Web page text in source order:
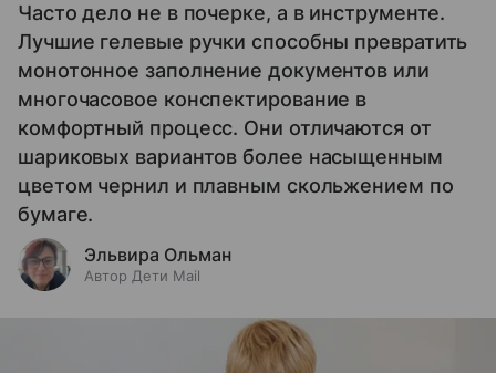
Часто дело не в почерке, а в инструменте.
Лучшие гелевые ручки способны превратить
монотонное заполнение документов или
многочасовое конспектирование в
комфортный процесс. Они отличаются от
шариковых вариантов более насыщенным
цветом чернил и плавным скольжением по
бумаге.
Эльвира Ольман
Автор Дети Mail